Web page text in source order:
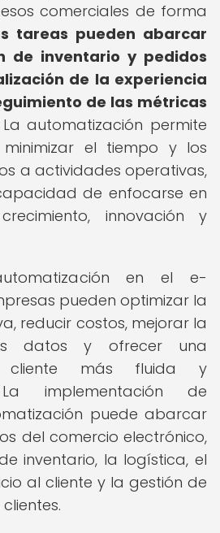
comerciales de forma
tareas pueden abarcar
de inventario y pedidos
de la experiencia
de las métricas
La automatización permite
el tiempo y los
a actividades operativas,
de enfocarse en
innovación y
en el e-
pueden optimizar la
reducir costos, mejorar la
datos y ofrecer una
cliente más fluida y
La implementación de
puede abarcar
del comercio electrónico,
inventario, la logística, el
al cliente y la gestión de